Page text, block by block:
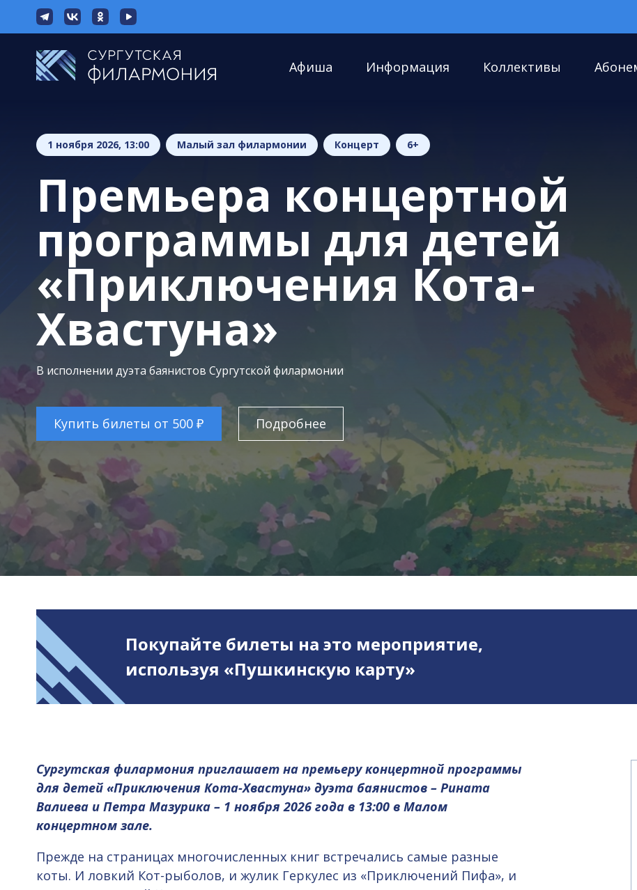
Афиша Информация Коллективы
1 ноября 2026, 13:00 Малый зал филармонии Концерт 6+
Премьера концертной
программы для детей
«Приключения Кота-
Хвастуна»
В исполнении дуэта баянистов Сургутской филармонии
Купить билеты от 500 ₽ Подробнее
Покупайте билеты на это мероприятие,
используя «Пушкинскую карту»
Сургутская филармония приглашает на премьеру концертной программы
для детей «Приключения Кота-Хвастуна» дуэта баянистов – Рината
Валиева и Петра Мазурика – 1 ноября 2026 года в 13:00 в Малом
концертном зале.
Прежде на страницах многочисленных книг встречались самые разные
коты. И ловкий Кот-рыболов, и жулик Геркулес из «Приключений Пифа», и